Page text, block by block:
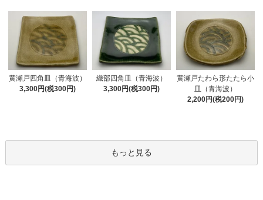
黄瀬戸四角皿（青海波）
3,300円(税300円)
織部四角皿（青海波）
3,300円(税300円)
黄瀬戸たわら形たたら小
皿（青海波）
2,200円(税200円)
もっと見る